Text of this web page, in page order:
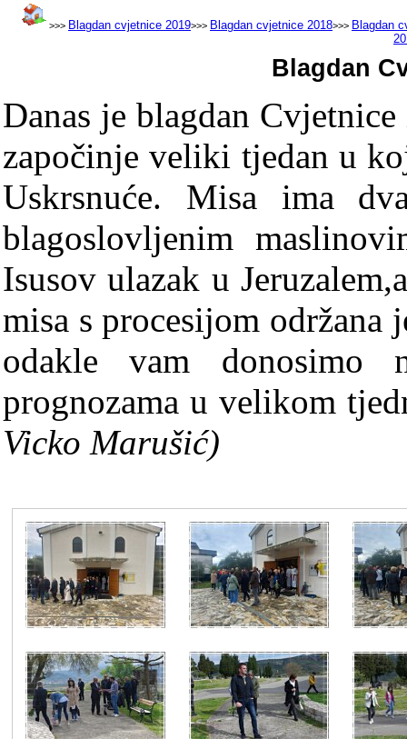
>>> Blagdan cvjetnice 2019>>> Blagdan cvjetnice 2018>>> Blagdan
Blagdan
Danas je blagdan
započinje veliki tjedan u
Uskrsnuće. Misa ima
blagoslovljenim
Isusov ulazak u
misa s procesijom
odakle vam donosimo
prognozama u velikom
Vicko Marušić)